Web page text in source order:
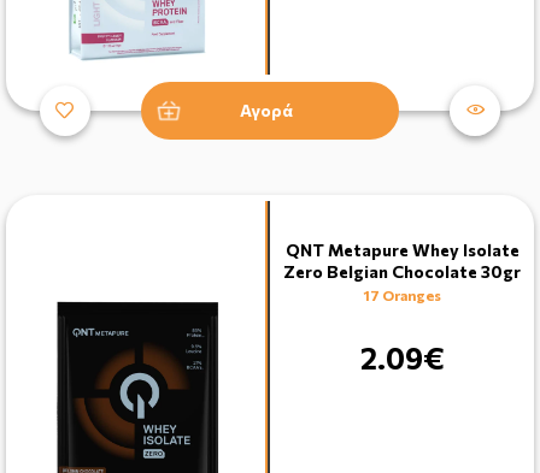
Αγορά
QNT Metapure Whey Isolate
Zero Belgian Chocolate 30gr
17 Oranges
2.09€